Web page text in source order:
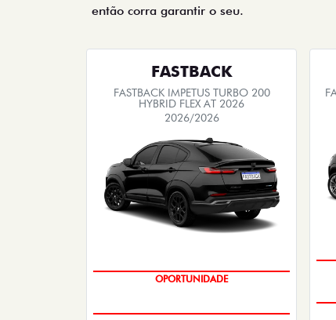
então corra garantir o seu.
FASTBACK
FASTBACK IMPETUS TURBO 200
HYBRID FLEX AT 2026
2026/2026
OPORTUNIDADE